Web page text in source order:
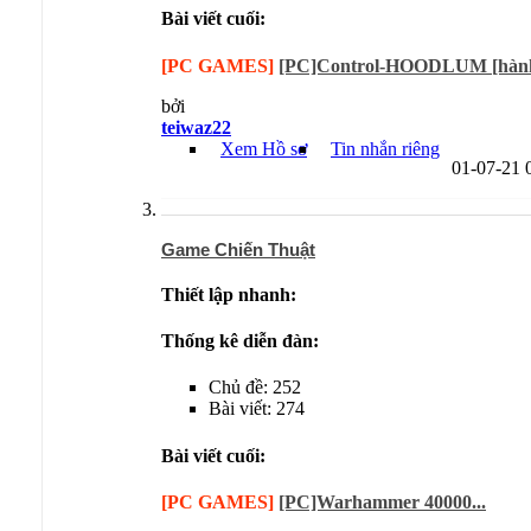
Bài viết cuối:
[PC GAMES] [PC]Control-HOODLUM
bởi
teiwaz22
Xem Hồ sơ
Tin nhắn riêng
01-07-21
Game Chiến Thuật
Thiết lập nhanh:
Thống kê diễn đàn:
Chủ đề: 252
Bài viết: 274
Bài viết cuối:
[PC GAMES] [PC]Warhammer 40000...